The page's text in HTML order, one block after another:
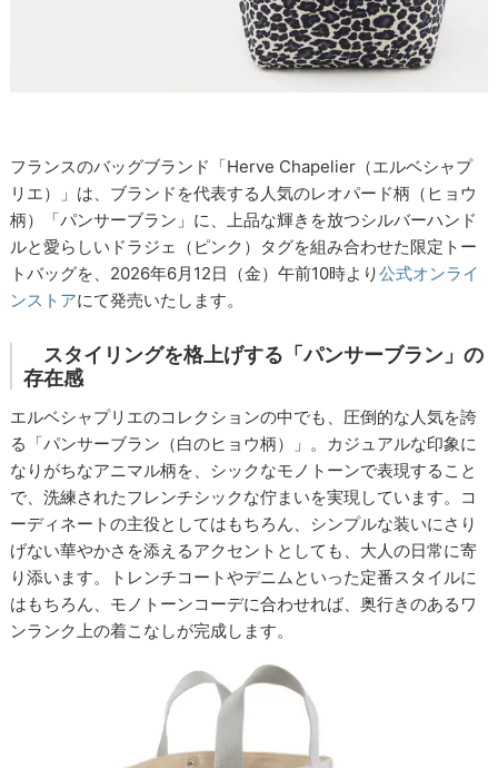
フランスのバッグブランド「Herve Chapelier（エルベシャプ
リエ）」は、ブランドを代表する人気のレオパード柄（ヒョウ
柄）「パンサーブラン」に、上品な輝きを放つシルバーハンド
ルと愛らしいドラジェ（ピンク）タグを組み合わせた限定トー
トバッグを、2026年6月12日（金）午前10時より公式オンライ
ンストアにて発売いたします。
スタイリングを格上げする「パンサーブラン」の
存在感
エルベシャプリエのコレクションの中でも、圧倒的な人気を誇
る「パンサーブラン（白のヒョウ柄）」。カジュアルな印象に
なりがちなアニマル柄を、シックなモノトーンで表現すること
で、洗練されたフレンチシックな佇まいを実現しています。コ
ーディネートの主役としてはもちろん、シンプルな装いにさり
げない華やかさを添えるアクセントとしても、大人の日常に寄
り添います。トレンチコートやデニムといった定番スタイルに
はもちろん、モノトーンコーデに合わせれば、奥行きのあるワ
ンランク上の着こなしが完成します。